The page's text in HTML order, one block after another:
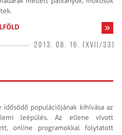
2013. 08. 16. (XVII/33)
populációjának kihívása az
leépülés. Az ellene vívott
online programokkal folytatott